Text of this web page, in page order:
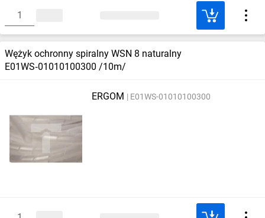
Wężyk ochronny spiralny WSN 8 naturalny
E01WS‑01010100300 /10m/
ERGOM E01WS-01010100300